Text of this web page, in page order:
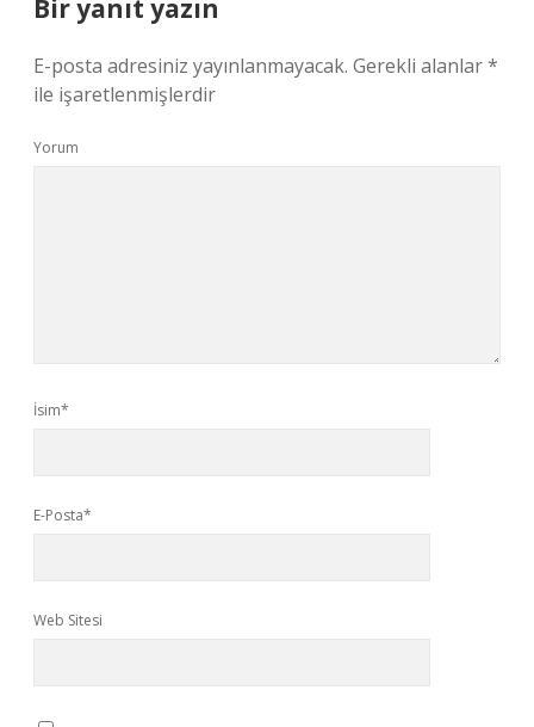
Bir yanıt yazın
E-posta adresiniz yayınlanmayacak. Gerekli alanlar*
ile işaretlenmişlerdir
Yorum
İsim*
E-Posta*
Web Sitesi